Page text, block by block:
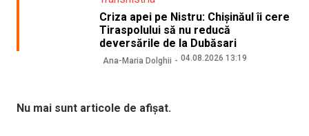
Criza apei pe Nistru: Chișinăul îi cere
Tiraspolului să nu reducă
deversările de la Dubăsari
Ana-Maria Dolghii 04.08.2026 13:19
Nu mai sunt articole de afișat.